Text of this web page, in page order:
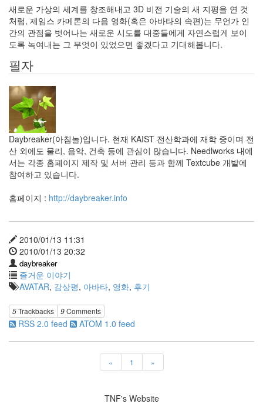
새로운 가상의 세계를 창조해내고 3D 비전 기술의 새 지평을 연 것
처럼, 제임스 카메론의 다음 영화(혹은 아바타의 속편)는 무언가 인
간의 관점을 벗어나는 새로운 시도를 대중들에게 자연스럽게 보이
도록 녹여내는 그 무엇이 있었으면 좋겠다고 기대해봅니다.
필자
Daybreaker(아침놀)입니다. 현재 KAIST 전산학과에 재학 중이며 전
산 외에도 물리, 음악, 건축 등에 관심이 많습니다. Needlworks 내에
서는 각종 홈페이지 제작 및 서버 관리 등과 함께 Textcube 개발에
참여하고 있습니다.
홈페이지 : http://daybreaker.info
2010/01/13 11:31
2010/01/13 20:32
daybreaker
즐거운 이야기
AVATAR, 감상평, 아바타, 영화, 후기
5Trackbacks 9Comments
RSS 2.0 feed ATOM 1.0 feed
« 1 »
TNF's Website